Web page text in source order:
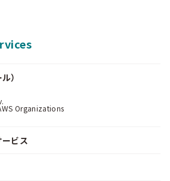
）
Organizations
ビス